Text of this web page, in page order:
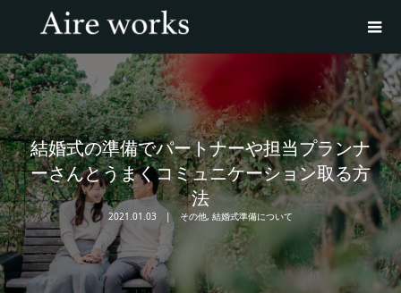
結婚式の準備でパートナーや担当プランナ
ーさんとうまくコミュニケーション取る方
法
2021.01.03 その他, 結婚式準備について